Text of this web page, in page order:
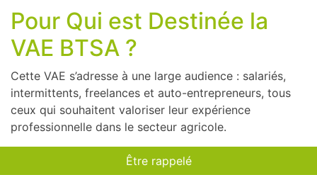
Pour Qui est Destinée la
VAE BTSA ?
Cette VAE s’adresse à une large audience : salariés,
intermittents, freelances et auto-entrepreneurs, tous
ceux qui souhaitent valoriser leur expérience
professionnelle dans le secteur agricole.
Être rappelé